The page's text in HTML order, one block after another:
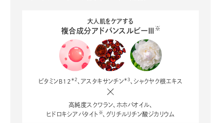
大人肌をケアする
複合成分アドバンスルビーⅢ ※
ビタミンB12 ＊2 、アスタキサンチン＊3 、シャクヤク根エキス
高純度スクワラン、ホホバオイル、
ヒドロキシアパタイト ※、グリチルリチン酸ジカリウム